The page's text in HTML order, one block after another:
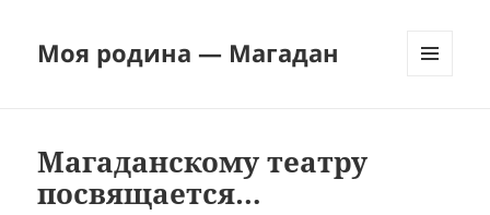
Моя родина — Магадан
Магаданскому театру
посвящается…